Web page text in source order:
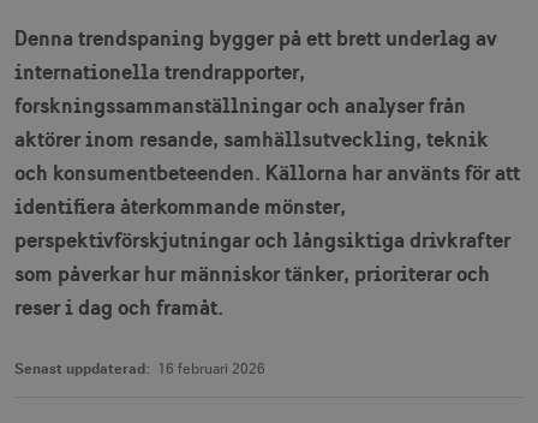
Denna trendspaning bygger på ett brett underlag av
internationella trendrapporter,
forskningssammanställningar och analyser från
aktörer inom resande, samhällsutveckling, teknik
och konsumentbeteenden. Källorna har använts för att
identifiera återkommande mönster,
perspektivförskjutningar och långsiktiga drivkrafter
som påverkar hur människor tänker, prioriterar och
reser i dag och framåt.
Senast uppdaterad: 16 februari 2026